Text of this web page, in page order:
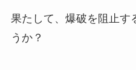
果たして、爆破を阻止す
うか？